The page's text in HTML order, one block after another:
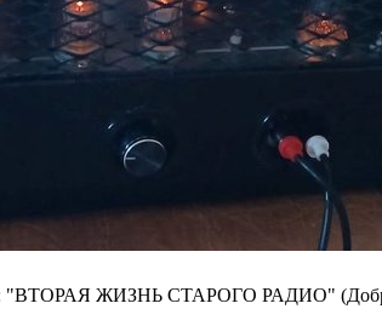
"ВТОРАЯ ЖИЗНЬ СТАРОГО РАДИО"